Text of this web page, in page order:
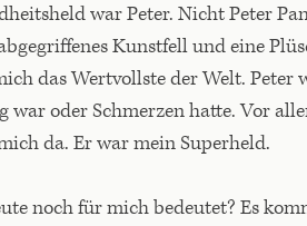
war Peter. Nicht Peter
Kunstfell und eine
das Wertvollste der Welt.
war oder Schmerzen hatte. Vor
da. Er war mein Superheld.
noch für mich bedeutet? Es